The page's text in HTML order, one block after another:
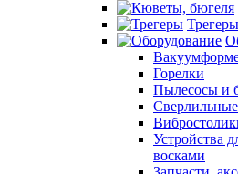
Трегеры
Горелки
Пылесосы и
Сверлильные
Устройства
восками